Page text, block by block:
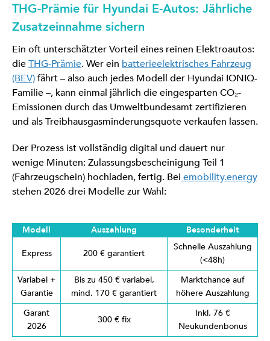
THG-Prämie für Hyundai E-Autos: Jährliche
Zusatzeinnahme sichern
Ein oft unterschätzter Vorteil eines reinen Elektroautos:
dieTHG-Prämie. Wer ein batterieelektrisches Fahrzeug
(BEV)fährt – also auch jedes Modell der Hyundai IONIQ-
Familie –, kann einmal jährlich die eingesparten CO₂-
Emissionen durch das Umweltbundesamt zertifizieren
und als Treibhausgasminderungsquote verkaufen lassen.
Der Prozess ist vollständig digital und dauert nur
wenige Minuten: Zulassungsbescheinigung Teil 1
(Fahrzeugschein) hochladen, fertig. Bei emobility.energy
stehen 2026 drei Modelle zur Wahl:
Modell Auszahlung Besonderheit
Express 200 € garantiert
Schnelle Auszahlung
(<48h)
Variabel +
Garantie
Bis zu 450 € variabel,
mind. 170 € garantiert
Marktchance auf
höhere Auszahlung
Garant
2026
300 € fix
Inkl. 76 €
Neukundenbonus